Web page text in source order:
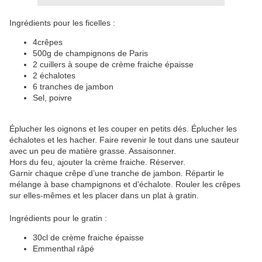
Ingrédients pour les ficelles :
4crêpes
500g de champignons de Paris
2 cuillers à soupe de crème fraiche épaisse
2 échalotes
6 tranches de jambon
Sel, poivre
Éplucher les oignons et les couper en petits dés. Éplucher les
échalotes et les hacher. Faire revenir le tout dans une sauteur
avec un peu de matière grasse. Assaisonner.
Hors du feu, ajouter la crème fraiche. Réserver.
Garnir chaque crêpe d’une tranche de jambon. Répartir le
mélange à base champignons et d’échalote. Rouler les crêpes
sur elles-mêmes et les placer dans un plat à gratin.
Ingrédients pour le gratin :
30cl de crème fraiche épaisse
Emmenthal râpé